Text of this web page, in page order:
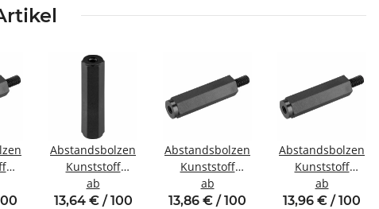
Abstandsbolzen
Kunststoff
Innen/Innengewinde
M2,5 SW5
ab
13,64 € / 100
Abstandsbolzen
Kunststoff
Innen/Außengewinde
M4 SW8
ab
13,86 € / 100
Abstandsbolzen
Kunststoff
Innen/
M3 SW6
ab
13,96 € / 100